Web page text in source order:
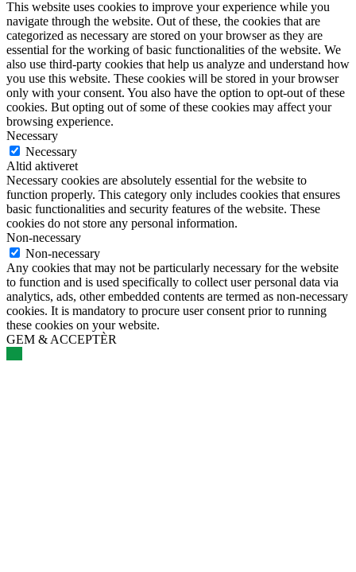
This website uses cookies to improve your experience while you
navigate through the website. Out of these, the cookies that are
categorized as necessary are stored on your browser as they are
essential for the working of basic functionalities of the website. We
also use third-party cookies that help us analyze and understand how
you use this website. These cookies will be stored in your browser
only with your consent. You also have the option to opt-out of these
cookies. But opting out of some of these cookies may affect your
browsing experience.
Necessary
Necessary
Altid aktiveret
Necessary cookies are absolutely essential for the website to
function properly. This category only includes cookies that ensures
basic functionalities and security features of the website. These
cookies do not store any personal information.
Non-necessary
Non-necessary
Any cookies that may not be particularly necessary for the website
to function and is used specifically to collect user personal data via
analytics, ads, other embedded contents are termed as non-necessary
cookies. It is mandatory to procure user consent prior to running
these cookies on your website.
GEM & ACCEPTÈR